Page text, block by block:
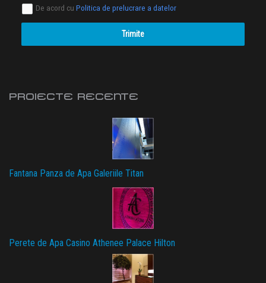
De acord cu Politica de prelucrare a datelor
Trimite
PROIECTE RECENTE
Fantana Panza de Apa Galeriile Titan
Perete de Apa Casino Athenee Palace Hilton